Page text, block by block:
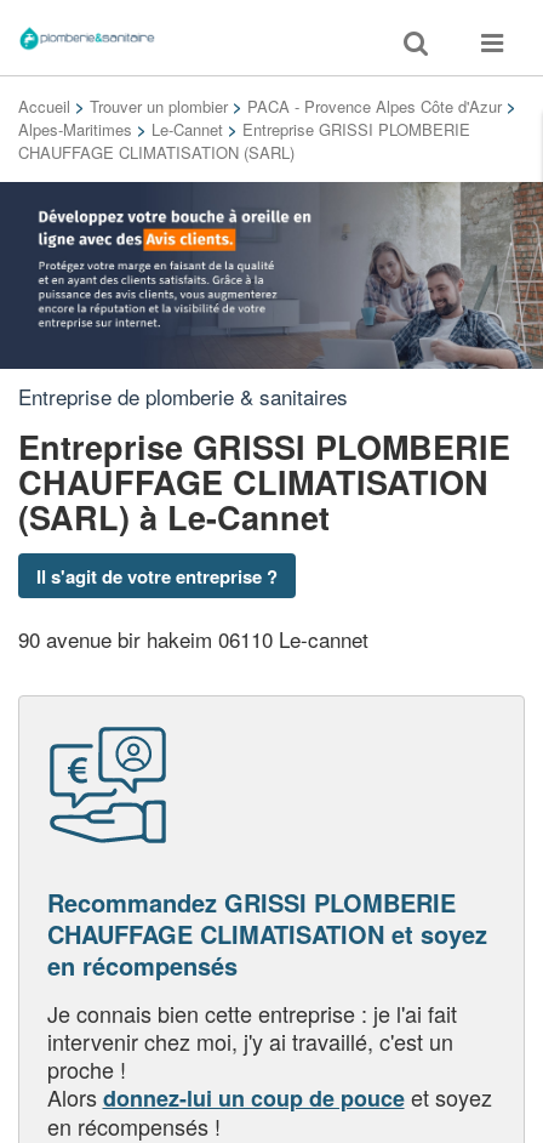
Toggle
search
Toggle
Accueil > Trouver un plombier > PACA - Provence Alpes Côte d'Azur >
Alpes-Maritimes > Le-Cannet > Entreprise GRISSI PLOMBERIE
CHAUFFAGE CLIMATISATION (SARL)
Entreprise de plomberie & sanitaires
Entreprise GRISSI PLOMBERIE
CHAUFFAGE CLIMATISATION
(SARL) à Le-Cannet
Il s'agit de votre entreprise ?
90 avenue bir hakeim 06110 Le-cannet
Recommandez GRISSI PLOMBERIE
CHAUFFAGE CLIMATISATION et soyez
en récompensés
Je connais bien cette entreprise : je l'ai fait
intervenir chez moi, j'y ai travaillé, c'est un
proche !
Alorsdonnez-lui un coup de pouceet soyez
en récompensés !